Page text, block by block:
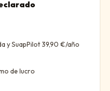
y SuapPilot 39,90 €/año
de lucro